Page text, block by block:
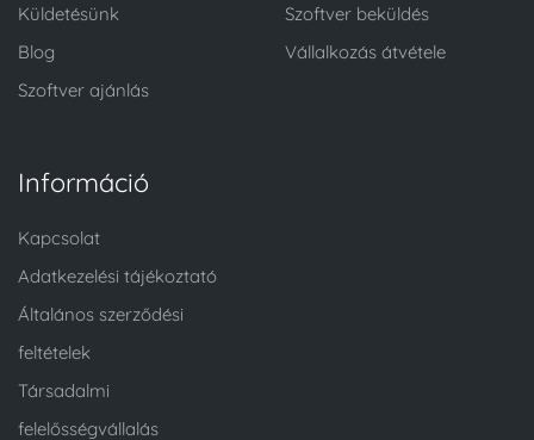
Küldetésünk
Blog
Szoftver ajánlás
Szoftver beküldés
Vállalkozás átvétele
Információ
Kapcsolat
Adatkezelési tájékoztató
Általános szerződési
feltételek
Társadalmi
felelősségvállalás